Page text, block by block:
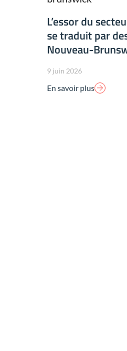
L’essor du
se traduit par
Nouveau-
9 juin 2026
En savoir plus